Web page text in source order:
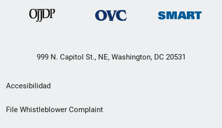
999 N. Capitol St., NE, Washington, DC 20531
Menú
de
Accesibilidad
File Whistleblower Complaint